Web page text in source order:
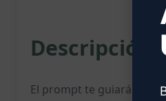
Descripción
El prompt te guiará a